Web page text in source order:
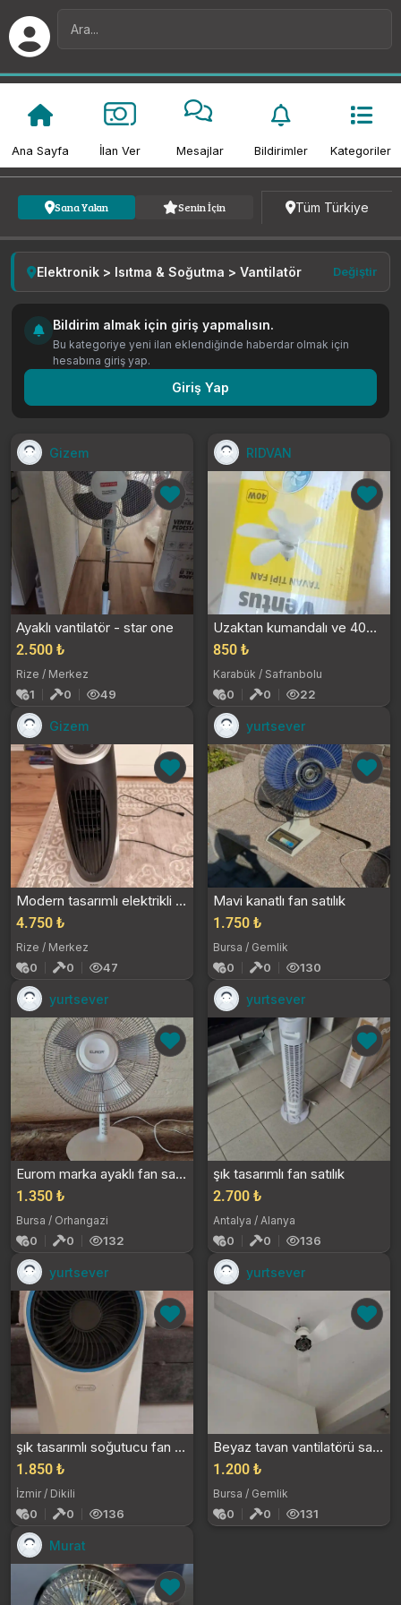
Ana Sayfa İlan Ver Mesajlar Bildirimler Kategoriler
Sana Yakın Senin İçin Tüm Türkiye
Elektronik > Isıtma & Soğutma > Vantilatör Değiştir
Bildirim almak için giriş yapmalısın.
Bu kategoriye yeni ilan eklendiğinde haberdar olmak için
hesabına giriş yap.
Giriş Yap
Gizem
Ayaklı vantilatör - star one
2.500 ₺
Rize / Merkez
1 0 49
RIDVAN
Uzaktan kumandalı ve 40w gücünde çalışan beyaz ren...
850 ₺
Karabük / Safranbolu
0 0 22
Gizem
Modern tasarımlı elektrikli fan
4.750 ₺
Rize / Merkez
0 0 47
yurtsever
Mavi kanatlı fan satılık
1.750 ₺
Bursa / Gemlik
0 0 130
yurtsever
Eurom marka ayaklı fan satılık
1.350 ₺
Bursa / Orhangazi
0 0 132
yurtsever
şık tasarımlı fan satılık
2.700 ₺
Antalya / Alanya
0 0 136
yurtsever
şık tasarımlı soğutucu fan satılık
1.850 ₺
İzmir / Dikili
0 0 136
yurtsever
Beyaz tavan vantilatörü satılık
1.200 ₺
Bursa / Gemlik
0 0 131
Murat